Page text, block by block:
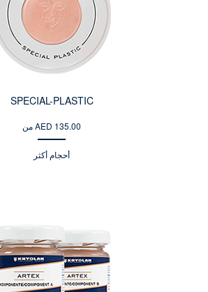
SPECIAL-PLASTIC
من AED 135.00
أحجام أكثر